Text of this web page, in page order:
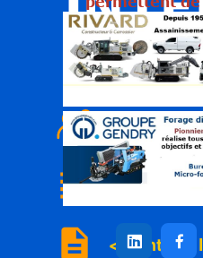
description
subject <Nous
< Qui
< Mentions
Portail des réseaux
 